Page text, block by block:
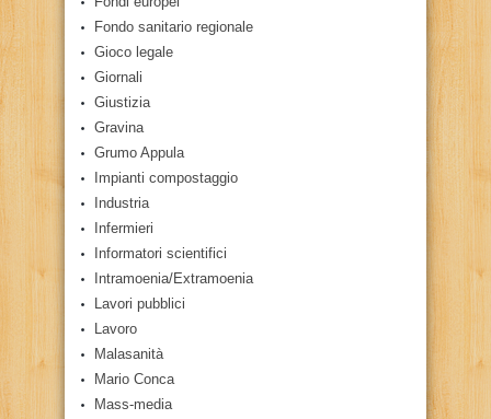
Fondo sanitario regionale
Gioco legale
Giornali
Giustizia
Gravina
Grumo Appula
Impianti compostaggio
Industria
Infermieri
Informatori scientifici
Intramoenia/Extramoenia
Lavori pubblici
Lavoro
Malasanità
Mario Conca
Mass-media